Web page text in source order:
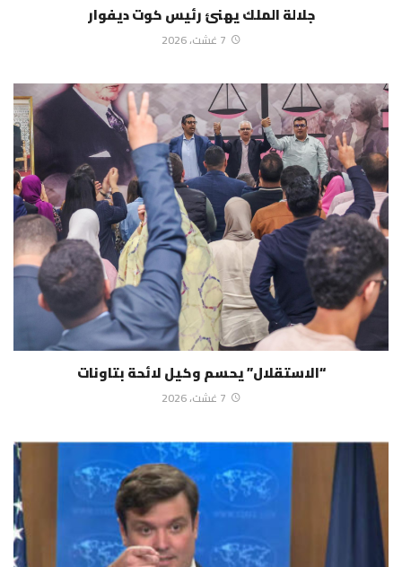
جلالة الملك يهنئ رئيس كوت ديفوار
7 غشت، 2026
“الاستقلال” يحسم وكيل لائحة بتاونات
7 غشت، 2026